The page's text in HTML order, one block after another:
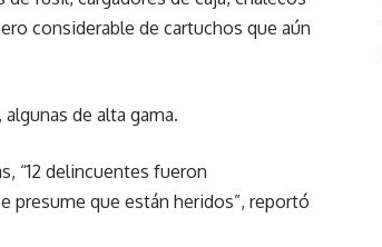
considerable de cartuchos que aún
de alta gama.
“12 delincuentes fueron
presume que están heridos”, reportó